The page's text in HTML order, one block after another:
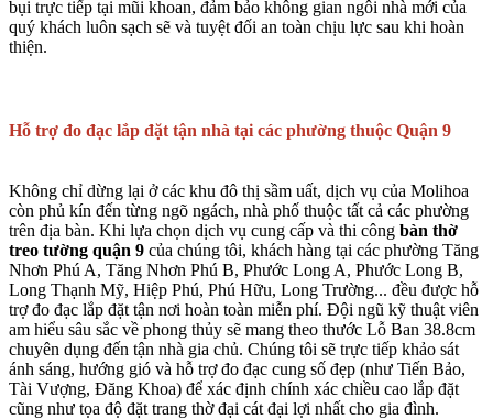
bụi trực tiếp tại mũi khoan, đảm bảo không gian ngôi nhà mới của
quý khách luôn sạch sẽ và tuyệt đối an toàn chịu lực sau khi hoàn
thiện.
Hỗ trợ đo đạc lắp đặt tận nhà tại các phường thuộc Quận 9
Không chỉ dừng lại ở các khu đô thị sầm uất, dịch vụ của Molihoa
còn phủ kín đến từng ngõ ngách, nhà phố thuộc tất cả các phường
trên địa bàn. Khi lựa chọn dịch vụ cung cấp và thi công bàn thờ
treo tường quận 9 của chúng tôi, khách hàng tại các phường Tăng
Nhơn Phú A, Tăng Nhơn Phú B, Phước Long A, Phước Long B,
Long Thạnh Mỹ, Hiệp Phú, Phú Hữu, Long Trường... đều được hỗ
trợ đo đạc lắp đặt tận nơi hoàn toàn miễn phí. Đội ngũ kỹ thuật viên
am hiểu sâu sắc về phong thủy sẽ mang theo thước Lỗ Ban 38.8cm
chuyên dụng đến tận nhà gia chủ. Chúng tôi sẽ trực tiếp khảo sát
ánh sáng, hướng gió và hỗ trợ đo đạc cung số đẹp (như Tiến Bảo,
Tài Vượng, Đăng Khoa) để xác định chính xác chiều cao lắp đặt
cũng như tọa độ đặt trang thờ đại cát đại lợi nhất cho gia đình.